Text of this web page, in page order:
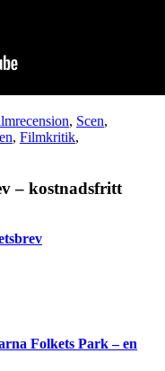
, Scen,
, Filmkritik,
– kostnadsfritt
Folkets Park – en